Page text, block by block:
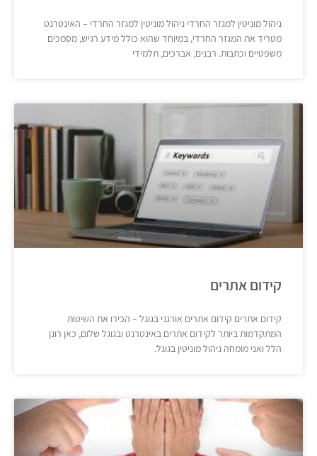
ניהול מוניטין למגזר החרדי ניהול מוניטין למגזר החרדי – האינטרנט
מטריד את המגזר החרדי, במיוחד שהוא כולל מידע רגיש, מסמכים
משפטיים וכתבות. רבנים, אברכים, תלמידי
קידום אתרים
קידום אתרים קידום אתרים אורגני בגוגל – הכירו את השיטות
המתקדמות ביותר לקידום אתרים באינטרנט ובגוגל שלום, כאן רונן
הלל ואני מומחה ניהול מוניטין בגוגל.